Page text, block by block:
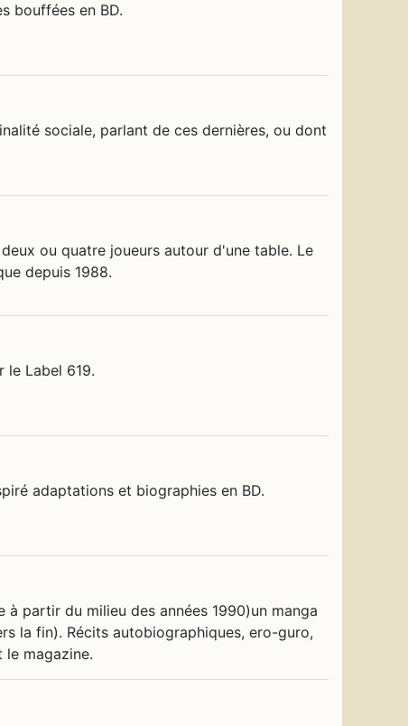
bouffées en BD.
sociale, parlant de ces dernières, ou dont
ou quatre joueurs autour d'une table. Le
depuis 1988.
le Label 619.
adaptations et biographies en BD.
partir du milieu des années 1990)un manga
la fin). Récits autobiographiques, ero-guro,
magazine.